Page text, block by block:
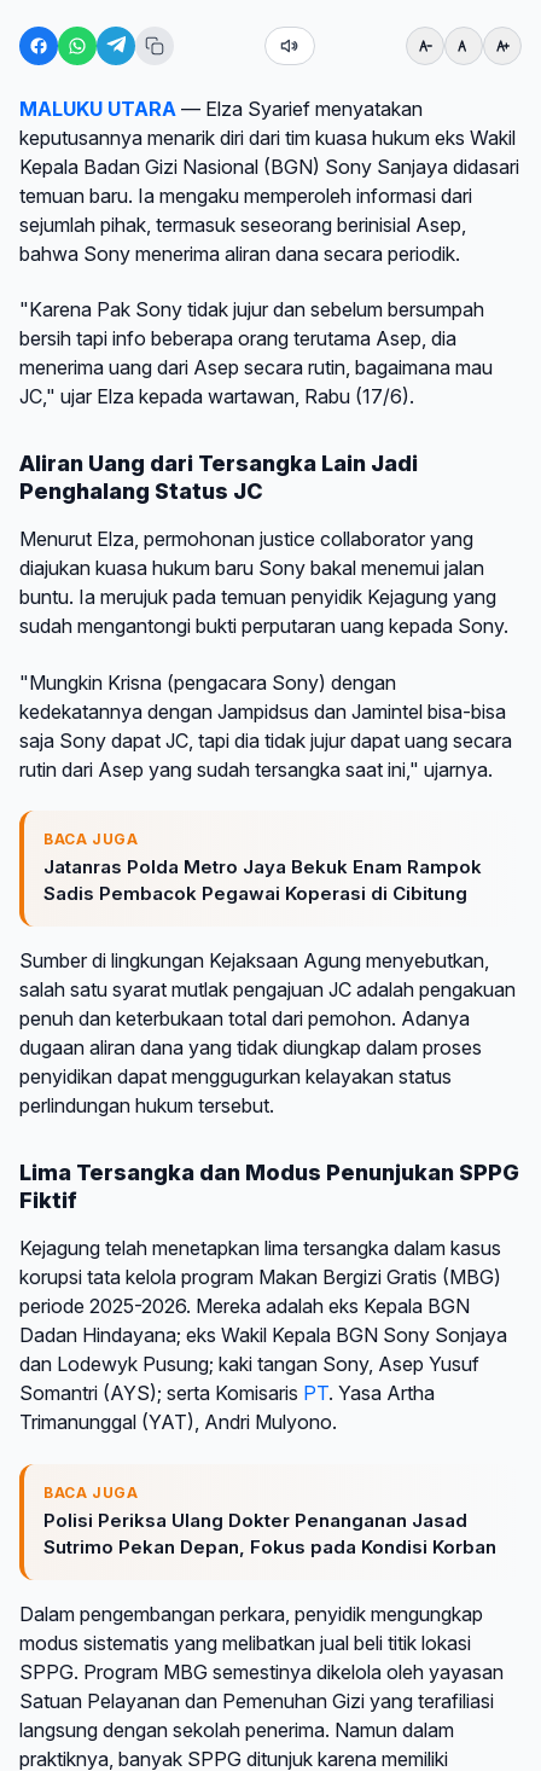
MALUKU UTARA — Elza Syarief menyatakan
keputusannya menarik diri dari tim kuasa hukum eks Wakil
Kepala Badan Gizi Nasional (BGN) Sony Sanjaya didasari
temuan baru. Ia mengaku memperoleh informasi dari
sejumlah pihak, termasuk seseorang berinisial Asep,
bahwa Sony menerima aliran dana secara periodik.
"Karena Pak Sony tidak jujur dan sebelum bersumpah
bersih tapi info beberapa orang terutama Asep, dia
menerima uang dari Asep secara rutin, bagaimana mau
JC," ujar Elza kepada wartawan, Rabu (17/6).
Aliran Uang dari Tersangka Lain Jadi
Penghalang Status JC
Menurut Elza, permohonan justice collaborator yang
diajukan kuasa hukum baru Sony bakal menemui jalan
buntu. Ia merujuk pada temuan penyidik Kejagung yang
sudah mengantongi bukti perputaran uang kepada Sony.
"Mungkin Krisna (pengacara Sony) dengan
kedekatannya dengan Jampidsus dan Jamintel bisa-bisa
saja Sony dapat JC, tapi dia tidak jujur dapat uang secara
rutin dari Asep yang sudah tersangka saat ini," ujarnya.
BACA JUGA
Jatanras Polda Metro Jaya Bekuk Enam Rampok
Sadis Pembacok Pegawai Koperasi di Cibitung
Sumber di lingkungan Kejaksaan Agung menyebutkan,
salah satu syarat mutlak pengajuan JC adalah pengakuan
penuh dan keterbukaan total dari pemohon. Adanya
dugaan aliran dana yang tidak diungkap dalam proses
penyidikan dapat menggugurkan kelayakan status
perlindungan hukum tersebut.
Lima Tersangka dan Modus Penunjukan SPPG
Fiktif
Kejagung telah menetapkan lima tersangka dalam kasus
korupsi tata kelola program Makan Bergizi Gratis (MBG)
periode 2025-2026. Mereka adalah eks Kepala BGN
Dadan Hindayana; eks Wakil Kepala BGN Sony Sonjaya
dan Lodewyk Pusung; kaki tangan Sony, Asep Yusuf
Somantri (AYS); serta Komisaris PT. Yasa Artha
Trimanunggal (YAT), Andri Mulyono.
BACA JUGA
Polisi Periksa Ulang Dokter Penanganan Jasad
Sutrimo Pekan Depan, Fokus pada Kondisi Korban
Dalam pengembangan perkara, penyidik mengungkap
modus sistematis yang melibatkan jual beli titik lokasi
SPPG. Program MBG semestinya dikelola oleh yayasan
Satuan Pelayanan dan Pemenuhan Gizi yang terafiliasi
langsung dengan sekolah penerima. Namun dalam
praktiknya, banyak SPPG ditunjuk karena memiliki